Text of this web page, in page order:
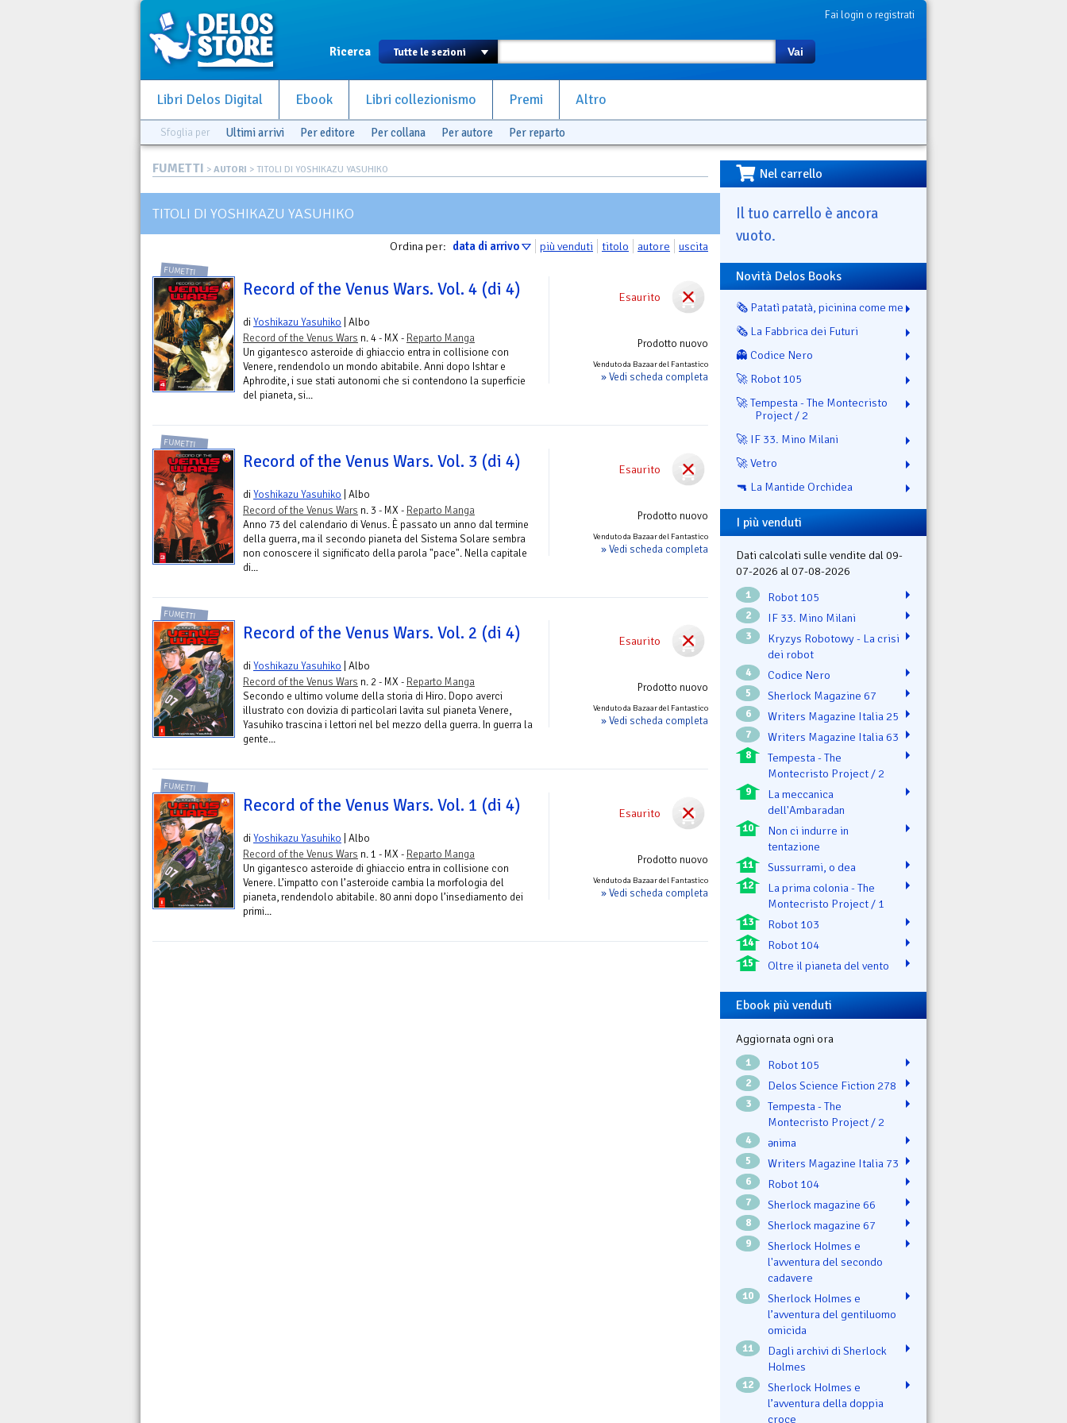
Fai login o registrati
Ricerca Vai
Libri Delos Digital Ebook Libri collezionismo Premi Altro
Sfoglia per Ultimi arrivi Per editore Per collana Per autore Per reparto
FUMETTI > AUTORI > TITOLI DI YOSHIKAZU YASUHIKO
TITOLI DI YOSHIKAZU YASUHIKO
Ordina per: data di arrivo più venduti titolo autore uscita
Esaurito
Prodotto nuovo
Venduto da Bazaar del Fantastico
» Vedi scheda completa
FUMETTI
Record of the Venus Wars. Vol. 4 (di 4)
diYoshikazu Yasuhiko | Albo
Record of the Venus Wars n. 4 - MX - Reparto Manga
Un gigantesco asteroide di ghiaccio entra in collisione con
Venere, rendendolo un mondo abitabile. Anni dopo Ishtar e
Aphrodite, i sue stati autonomi che si contendono la superficie
del pianeta, si...
Esaurito
Prodotto nuovo
Venduto da Bazaar del Fantastico
» Vedi scheda completa
FUMETTI
Record of the Venus Wars. Vol. 3 (di 4)
diYoshikazu Yasuhiko | Albo
Record of the Venus Wars n. 3 - MX - Reparto Manga
Anno 73 del calendario di Venus. È passato un anno dal termine
della guerra, ma il secondo pianeta del Sistema Solare sembra
non conoscere il significato della parola "pace". Nella capitale
di...
Esaurito
Prodotto nuovo
Venduto da Bazaar del Fantastico
» Vedi scheda completa
FUMETTI
Record of the Venus Wars. Vol. 2 (di 4)
diYoshikazu Yasuhiko | Albo
Record of the Venus Wars n. 2 - MX - Reparto Manga
Secondo e ultimo volume della storia di Hiro. Dopo averci
illustrato con dovizia di particolari lavita sul pianeta Venere,
Yasuhiko trascina i lettori nel bel mezzo della guerra. In guerra la
gente...
Esaurito
Prodotto nuovo
Venduto da Bazaar del Fantastico
» Vedi scheda completa
FUMETTI
Record of the Venus Wars. Vol. 1 (di 4)
diYoshikazu Yasuhiko | Albo
Record of the Venus Wars n. 1 - MX - Reparto Manga
Un gigantesco asteroide di ghiaccio entra in collisione con
Venere. L’impatto con l’asteroide cambia la morfologia del
pianeta, rendendolo abitabile. 80 anni dopo l’insediamento dei
primi...
Nel carrello
Il tuo carrello è ancora
vuoto.
Novità Delos Books
🗞️ Patatì patatà, picinina come me
🗞️ La Fabbrica dei Futuri
👻 Codice Nero
🚀 Robot 105
🚀 Tempesta - The Montecristo
Project / 2
🚀 IF 33. Mino Milani
🚀 Vetro
🔫 La Mantide Orchidea
I più venduti
Dati calcolati sulle vendite dal 09-
07-2026 al 07-08-2026
1 Robot 105
2 IF 33. Mino Milani
3
Kryzys Robotowy - La crisi
dei robot
4 Codice Nero
5 Sherlock Magazine 67
6 Writers Magazine Italia 25
7 Writers Magazine Italia 63
8
Tempesta - The
Montecristo Project / 2
9
La meccanica
dell'Ambaradan
10
Non ci indurre in
tentazione
11 Sussurrami, o dea
12
La prima colonia - The
Montecristo Project / 1
13 Robot 103
14 Robot 104
15 Oltre il pianeta del vento
Ebook più venduti
Aggiornata ogni ora
1 Robot 105
2 Delos Science Fiction 278
3
Tempesta - The
Montecristo Project / 2
4 ənima
5 Writers Magazine Italia 73
6 Robot 104
7 Sherlock magazine 66
8 Sherlock magazine 67
9
Sherlock Holmes e
l'avventura del secondo
cadavere
10
Sherlock Holmes e
l’avventura del gentiluomo
omicida
11
Dagli archivi di Sherlock
Holmes
12
Sherlock Holmes e
l’avventura della doppia
croce